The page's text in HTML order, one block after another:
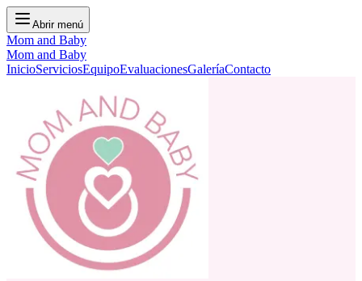
Abrir menú
Mom and Baby
Mom and Baby
InicioServiciosEquipoEvaluacionesGaleríaContacto